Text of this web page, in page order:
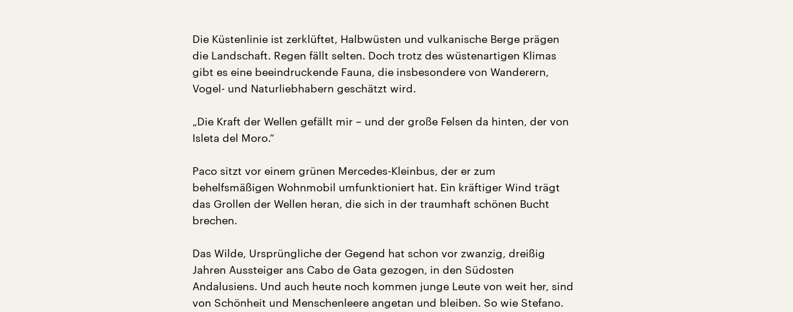
Die Küstenlinie ist zerklüftet, Halbwüsten und vulkanische Berge prägen
die Landschaft. Regen fällt selten. Doch trotz des wüstenartigen Klimas
gibt es eine beeindruckende Fauna, die insbesondere von Wanderern,
Vogel- und Naturliebhabern geschätzt wird.
„Die Kraft der Wellen gefällt mir – und der große Felsen da hinten, der von
Isleta del Moro.“
Paco sitzt vor einem grünen Mercedes-Kleinbus, der er zum
behelfsmäßigen Wohnmobil umfunktioniert hat. Ein kräftiger Wind trägt
das Grollen der Wellen heran, die sich in der traumhaft schönen Bucht
brechen.
Das Wilde, Ursprüngliche der Gegend hat schon vor zwanzig, dreißig
Jahren Aussteiger ans Cabo de Gata gezogen, in den Südosten
Andalusiens. Und auch heute noch kommen junge Leute von weit her, sind
von Schönheit und Menschenleere angetan und bleiben. So wie Stefano.